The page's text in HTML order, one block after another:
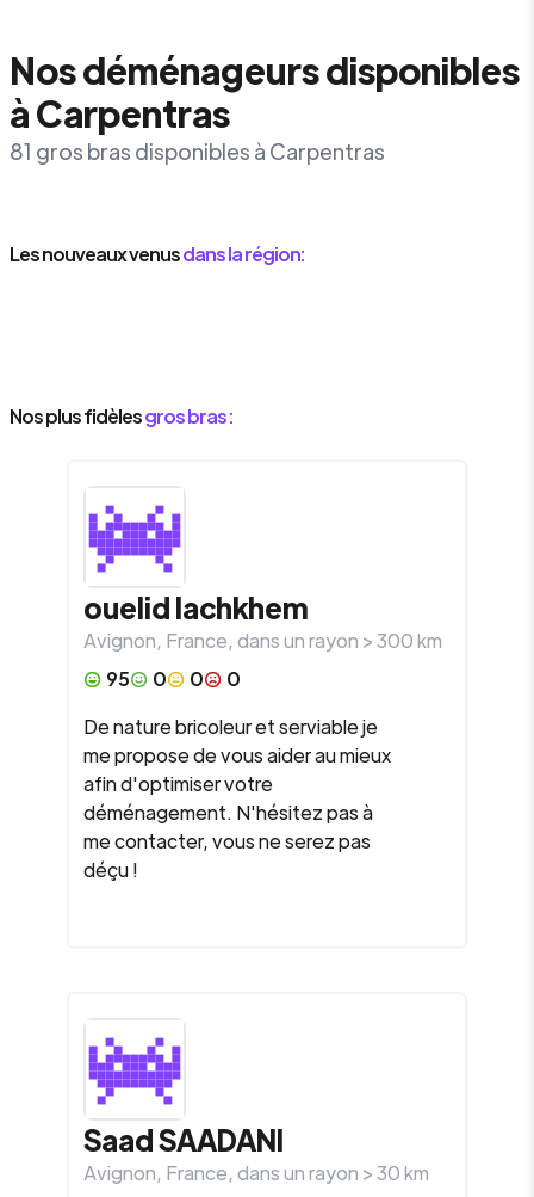
Nos déménageurs disponibles
à Carpentras
81 gros bras disponibles à Carpentras
Les nouveaux venusdans la région:
Nos plus fidèlesgros bras :
ouelidlachkhem
Avignon, France, dans un rayon >300km
95
0 0
0
De nature bricoleur et serviable je
me propose de vous aider au mieux
afin d'optimiser votre
déménagement. N'hésitez pas à
me contacter, vous ne serez pas
déçu !
SaadSAADANI
Avignon, France, dans un rayon >30km